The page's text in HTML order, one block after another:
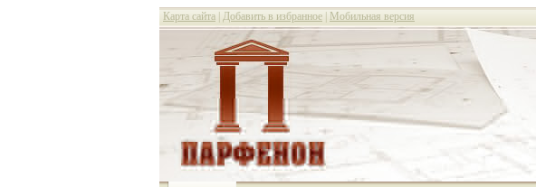
Карта сайта Добавить в избранное Мобильная версия